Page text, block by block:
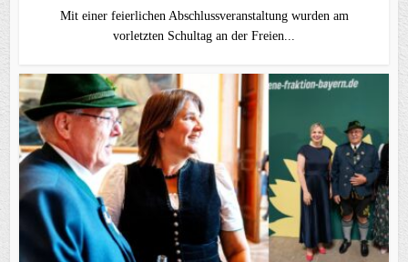
Mit einer feierlichen Abschlussveranstaltung wurden am
vorletzten Schultag an der Freien...